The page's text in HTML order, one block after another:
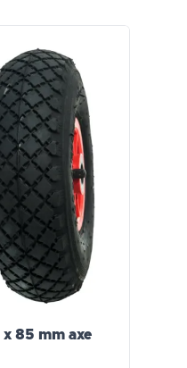
85 mm axe